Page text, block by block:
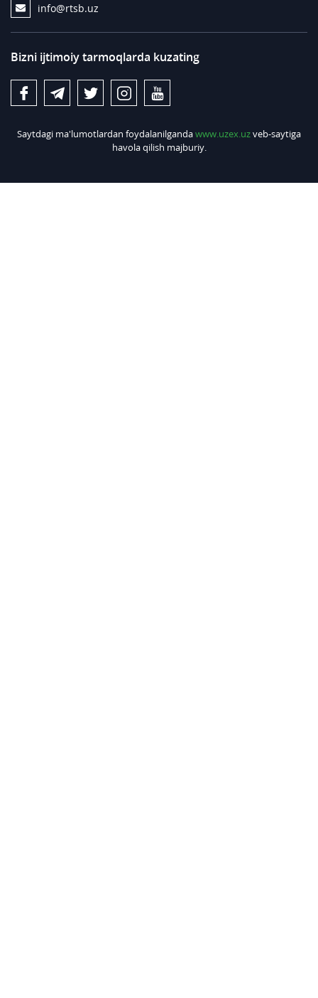
info@rtsb.uz
Bizni ijtimoiy tarmoqlarda kuzating
Saytdagi ma'lumotlardan foydalanilgandawww.uzex.uzveb-saytiga
havola qilish majburiy.